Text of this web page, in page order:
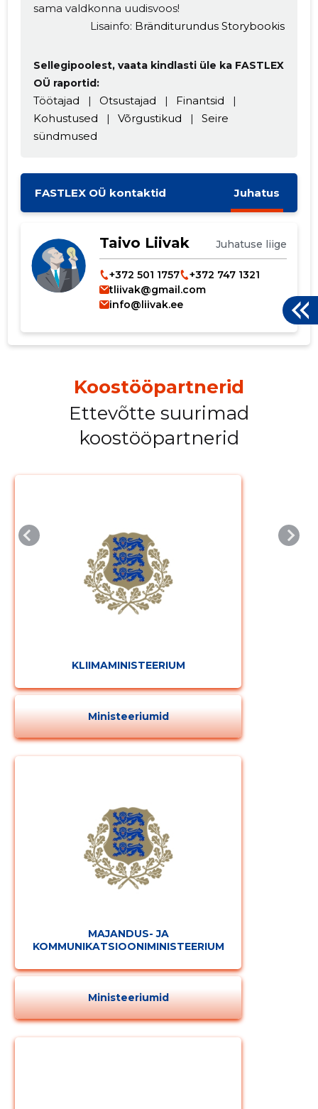
sama valdkonna uudisvoos!
Lisainfo: Bränditurundus Storybookis
Sellegipoolest, vaata kindlasti üle ka FASTLEX
OÜ raportid:
Töötajad | Otsustajad | Finantsid
|
Kohustused
| Võrgustikud |
Seire
sündmused
FASTLEX OÜ kontaktid Juhatus
Taivo Liivak Juhatuse liige
+372 501 1757
+372 747 1321
tliivak@gmail.com
info@liivak.ee
Koostööpartnerid
Ettevõtte suurimad
koostööpartnerid
KLIIMAMINISTEERIUM
Ministeeriumid
MAJANDUS- JA
KOMMUNIKATSIOONIMINISTEERIUM
Ministeeriumid
Muuda pildi
MUUDA